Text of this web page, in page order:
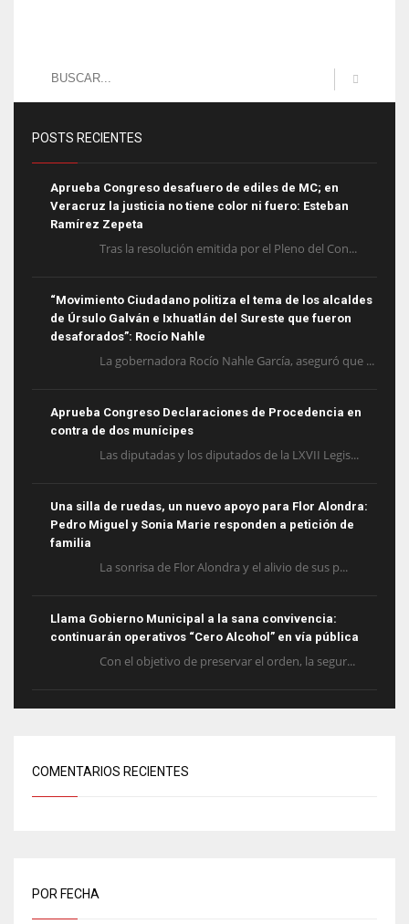
POSTS RECIENTES
Aprueba Congreso desafuero de ediles de MC; en
Veracruz la justicia no tiene color ni fuero: Esteban
Ramírez Zepeta
Tras la resolución emitida por el Pleno del Con...
“Movimiento Ciudadano politiza el tema de los alcaldes
de Úrsulo Galván e Ixhuatlán del Sureste que fueron
desaforados”: Rocío Nahle
La gobernadora Rocío Nahle García, aseguró que ...
Aprueba Congreso Declaraciones de Procedencia en
contra de dos munícipes
Las diputadas y los diputados de la LXVII Legis...
Una silla de ruedas, un nuevo apoyo para Flor Alondra:
Pedro Miguel y Sonia Marie responden a petición de
familia
La sonrisa de Flor Alondra y el alivio de sus p...
Llama Gobierno Municipal a la sana convivencia:
continuarán operativos “Cero Alcohol” en vía pública
Con el objetivo de preservar el orden, la segur...
COMENTARIOS RECIENTES
POR FECHA